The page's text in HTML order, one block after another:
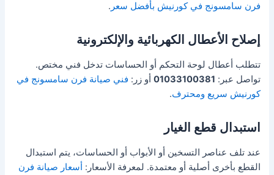
فرن سامسونج في كورنيش بأفضل سعر .
إصلاح الأعطال الكهربائية والإلكترونية
تتطلب أعطال لوحة التحكم أو الحساسات تدخل فني مختص.
تواصل عبر: 01033100381 أو زر: فني صيانة فرن سامسونج في
كورنيش سريع ومحترف.
استبدال قطع الغيار
عند تلف عناصر التسخين أو الأبواب أو الحساسات، يتم استبدال
القطع بأخرى أصلية أو معتمدة. لمعرفة الأسعار: أسعار صيانة فرن